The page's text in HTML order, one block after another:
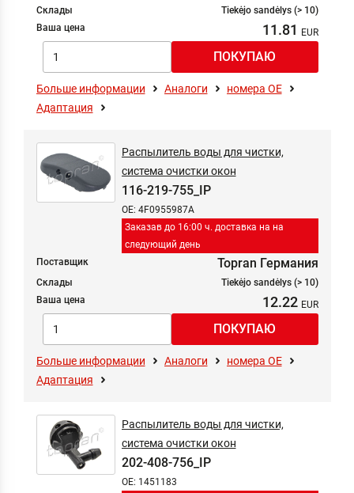
Склады
Tiekėjo sandėlys (> 10)
Ваша цена
11.81
Больше информации Аналоги
номера ОЕ
Адаптация
Заказав до 16:00 ч. доставка на на
следующий день
Распылитель воды для чистки,
система очистки окон
116-219-755_IP
OE: 4F0955987A
Поставщик Topran Германия
Склады
Tiekėjo sandėlys (> 10)
Ваша цена
12.22
Больше информации Аналоги
номера ОЕ
Адаптация
Распылитель воды для чистки,
система очистки окон
202-408-756_IP
OE: 1451183